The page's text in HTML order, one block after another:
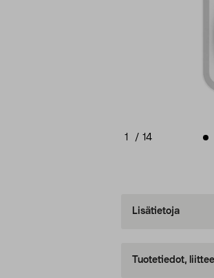
1 / 14
Lisätietoja
Tuotetiedot,